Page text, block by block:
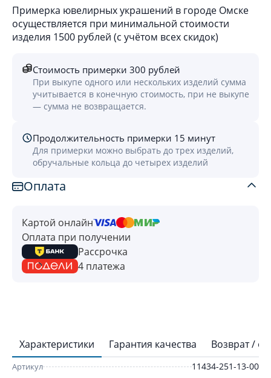
Примерка ювелирных украшений в городе Омске
осуществляется при минимальной стоимости
изделия 1500 рублей (с учётом всех скидок)
Стоимость примерки 300 рублей
При выкупе одного или нескольких изделий сумма
учитывается в конечную стоимость, при не выкупе
— сумма не возвращается.
Продолжительность примерки 15 минут
Для примерки можно выбрать до трех изделий,
обручальные кольца до четырех изделий
Оплата
Картой онлайн
Оплата при получении
Рассрочка
4 платежа
Характеристики Гарантия качества Возврат /
Артикул 11434-251-13-00